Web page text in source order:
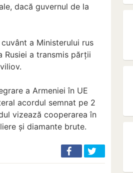
dacă guvernul de la
a Ministerului rus
Rusiei a transmis părții
a Armeniei în UE
acordul semnat pe 2
vizează cooperarea în
și diamante brute.